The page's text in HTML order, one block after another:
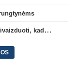
M. Capanas: „Prieš pusmetį negalėjau net įsivaizduoti, kad žaisime prieš „Hajduk“